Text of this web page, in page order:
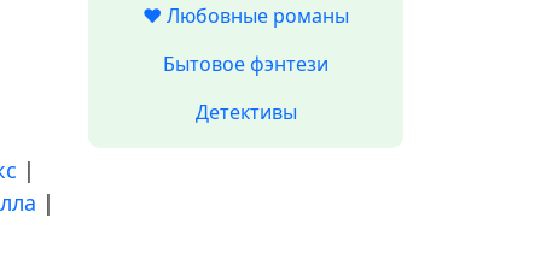
|
|
❤️ Любовные романы
Бытовое фэнтези
Детективы